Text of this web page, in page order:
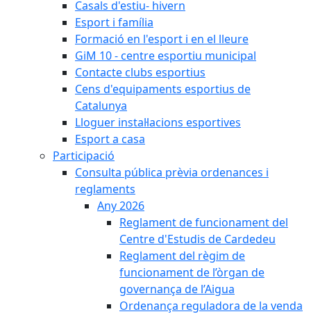
Casals d'estiu- hivern
Esport i família
Formació en l'esport i en el lleure
GiM 10 - centre esportiu municipal
Contacte clubs esportius
Cens d'equipaments esportius de
Catalunya
Lloguer instal·lacions esportives
Esport a casa
Participació
Consulta pública prèvia ordenances i
reglaments
Any 2026
Reglament de funcionament del
Centre d'Estudis de Cardedeu
Reglament del règim de
funcionament de l’òrgan de
governança de l’Aigua
Ordenança reguladora de la venda